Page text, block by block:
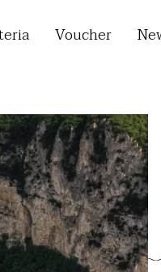
Voucher